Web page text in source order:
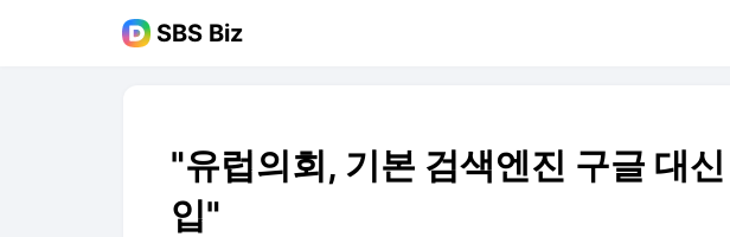
SBS Biz
"유럽의회, 기본 검색엔진 구글 대
입"